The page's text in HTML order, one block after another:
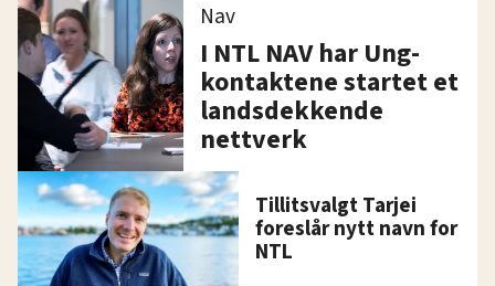
Nav
I NTL NAV har Ung-
kontaktene startet et
landsdekkende
nettverk
Tillitsvalgt Tarjei
foreslår nytt navn for
NTL